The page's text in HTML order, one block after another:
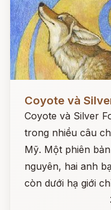
Coyote và
Coyote và Silver
trong nhiều câu
Mỹ. Một phiên
nguyên, hai anh
còn dưới hạ giới